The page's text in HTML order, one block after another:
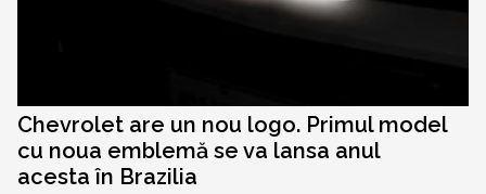
Chevrolet are un nou logo. Primul model
cu noua emblemă se va lansa anul
acesta în Brazilia